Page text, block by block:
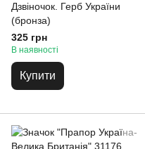
Дзвіночок. Герб України
(бронза)
325 грн
В наявності
Купити